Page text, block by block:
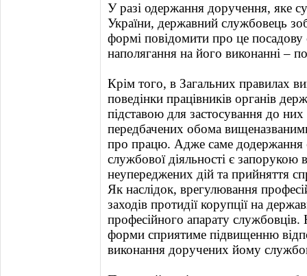
У разі одержання доручення, яке
України, державний службовець
формі повідомити про це посадову
наполягання на його виконанні –
Крім того, в Загальних правилах
поведінки працівників органів
підставою для застосування до
передбачених обома
про працю. Адже саме додержання
службової діяльності є запорукою
неупереджених дій та прийняття
Як наслідок, врегулювання
заходів протидії корупції на
професійного апарату
форми сприятиме підвищенню
виконання доручених йому